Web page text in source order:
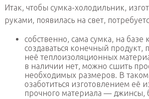
Итак, чтобы сумка-холодильник,
руками, появилась на свет,
собственно, сама сумка, на базе
создаваться конечный продукт,
неё теплоизоляционных
в наличии нет, можно сшить
необходимых размеров. В
озаботиться изготовлением её
прочного материала — джинсы,